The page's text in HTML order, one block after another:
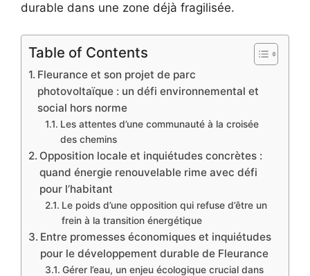
durable dans une zone déjà fragilisée.
Table of Contents
Fleurance et son projet de parc
photovoltaïque : un défi environnemental et
social hors norme
Les attentes d’une communauté à la croisée
des chemins
Opposition locale et inquiétudes concrètes :
quand énergie renouvelable rime avec défi
pour l’habitant
Le poids d’une opposition qui refuse d’être un
frein à la transition énergétique
Entre promesses économiques et inquiétudes
pour le développement durable de Fleurance
Gérer l’eau, un enjeu écologique crucial dans